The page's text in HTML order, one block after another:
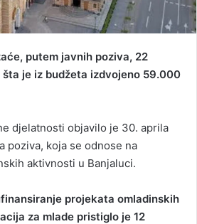
putem javnih poziva, 22
je iz budžeta izdvojeno 59.000
djelatnosti objavilo je 30. aprila
poziva, koja se odnose na
aktivnosti u Banjaluci.
projekata omladinskih
za mlade pristiglo je 12